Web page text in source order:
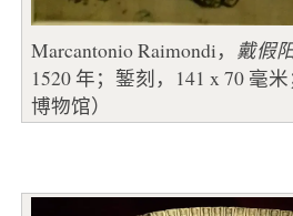
Marcantonio Raimondi， 戴假
1520 年；錾刻，141 x 70 毫
博物馆）